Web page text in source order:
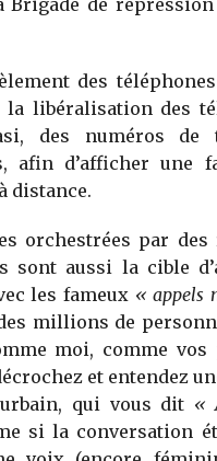
Brigade de
des
libéralisation des
des numéros
afin d’afficher une
distance.
orchestrées par
sont aussi la cible
les fameux « appels
millions de
moi, comme
et entendez
qui vous dit «
si la conversation